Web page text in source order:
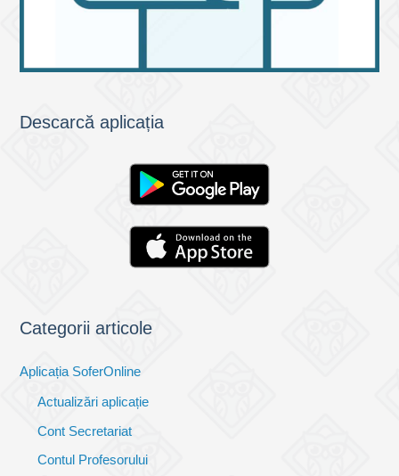
Descarcă aplicația
Categorii articole
Aplicația SoferOnline
Actualizări aplicație
Cont Secretariat
Contul Profesorului